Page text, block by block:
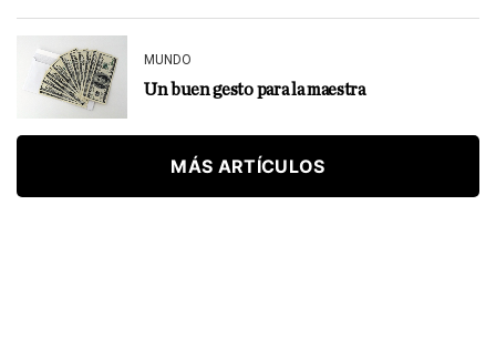
MUNDO
Un buen gesto para la maestra
MÁS ARTÍCULOS